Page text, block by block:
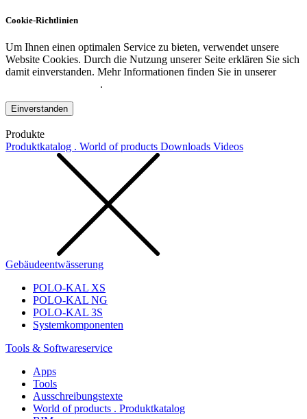
Cookie-Richtlinien
Um Ihnen einen optimalen Service zu bieten, verwendet unsere
Website Cookies. Durch die Nutzung unserer Seite erklären Sie sich
damit einverstanden. Mehr Informationen finden Sie in unserer
.
Einverstanden
Produkte
Produktkatalog . World of products Downloads Videos
Gebäudeentwässerung
POLO-KAL XS
POLO-KAL NG
POLO-KAL 3S
Systemkomponenten
Tools & Softwareservice
Apps
Tools
Ausschreibungstexte
World of products . Produktkatalog